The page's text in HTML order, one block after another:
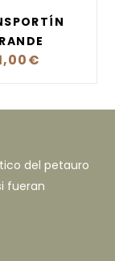
€
del petauro
fueran